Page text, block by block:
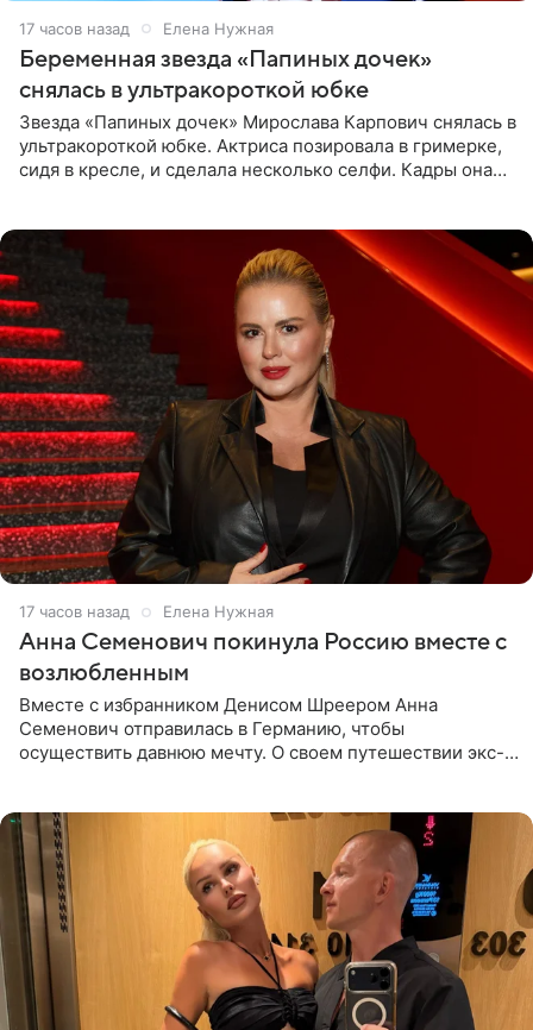
17 часов назад Елена Нужная
Беременная звезда «Папиных дочек»
снялась в ультракороткой юбке
Звезда «Папиных дочек» Мирослава Карпович снялась в
ультракороткой юбке. Актриса позировала в гримерке,
сидя в кресле, и сделала несколько селфи. Кадры она
17 часов назад Елена Нужная
Анна Семенович покинула Россию вместе с
возлюбленным
Вместе с избранником Денисом Шреером Анна
Семенович отправилась в Германию, чтобы
осуществить давнюю мечту. О своем путешествии экс-